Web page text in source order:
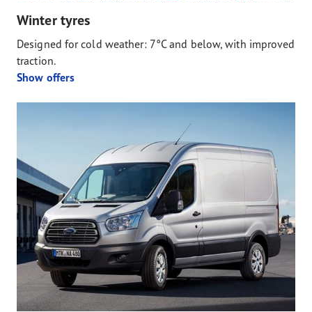
Winter tyres
Designed for cold weather: 7°C and below, with improved
traction.
Show offers